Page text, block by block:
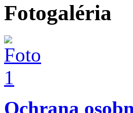
Fotogaléria
Ochrana